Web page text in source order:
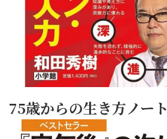
75歳からの生き方ノート